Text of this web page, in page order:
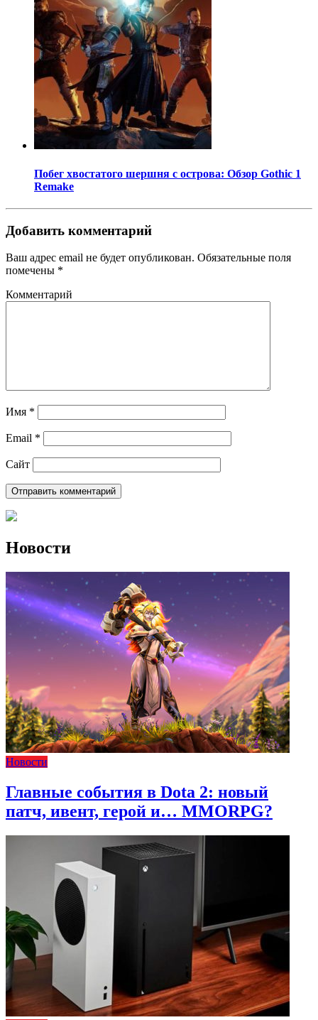
Побег хвостатого шершня с острова: Обзор Gothic 1
Remake
Добавить комментарий
Ваш адрес email не будет опубликован. Обязательные поля
помечены *
Комментарий
Имя *
Email *
Сайт
Новости
Новости
Главные события в Dota 2: новый
патч, ивент, герой и… MMORPG?